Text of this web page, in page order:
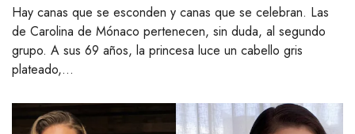
Hay canas que se esconden y canas que se celebran. Las
de Carolina de Mónaco pertenecen, sin duda, al segundo
grupo. A sus 69 años, la princesa luce un cabello gris
plateado,…